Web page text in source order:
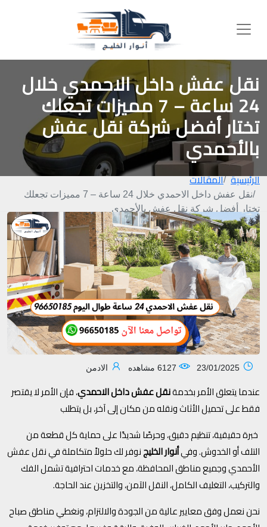
نقل عفش داخل الاحمدي خلال
24 ساعة – 7 مميزات تجعلك
تختار أفضل شركة نقل عفش
بالأحمدي
الرئيسية المقالات
نقل عفش داخل الاحمدي خلال 24 ساعة – 7 مميزات تجعلك
تختار أفضل شركة نقل عفش بالأحمدي
الادمن
عندما يتعلق الأمر بخدمةنقل عفش داخل الاحمدي، فإن الأمر لا يقتصر
فقط على تحميل الأثاث ونقله من مكان إلى آخر، بل يتطلب
خبرة حقيقية، تنظيم دقيق، وحرصًا شديدًا على حماية كل قطعة من
التلف أو الخدوش. وفيأنوار الخليجنوفر لك حلولاً متكاملة في نقل عفش
الأحمدي وجميع مناطق المحافظة، مع خدمات احترافية تشمل الفك
والتركيب، التغليف الكامل، النقل الآمن، والتخزين عند الحاجة.
نحن نعمل وفق معايير عالية من الجودة والالتزام، ونغطي مناطق صباح